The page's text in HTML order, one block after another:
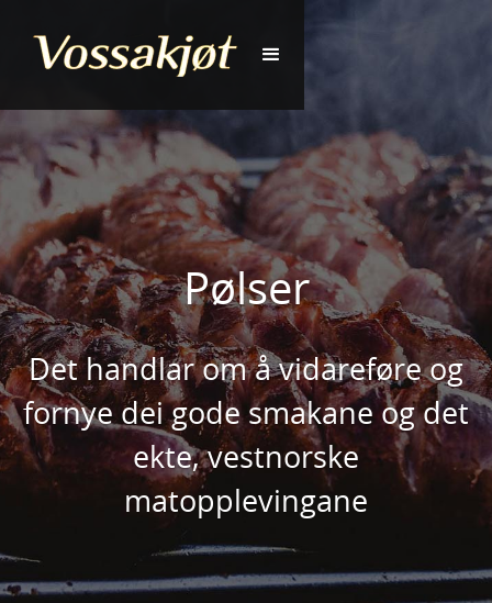
Pølser
Det handlar om å vidareføre og
fornye dei gode smakane og det
ekte, vestnorske
matopplevingane